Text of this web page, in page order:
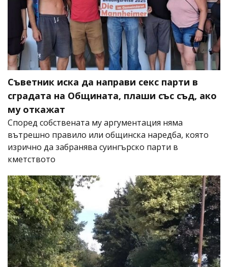
Съветник иска да направи секс парти в
сградата на Общината, плаши със съд, ако
му откажат
Според собствената му аргументация няма
вътрешно правило или общинска наредба, която
изрично да забранява суингърско парти в
кметството